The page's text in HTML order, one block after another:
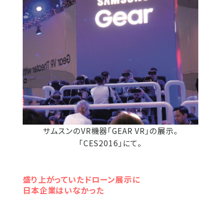
サムスンのVR機器「GEAR VR」の展示。
「CES2016」にて。
盛り上がっていたドローン展示に
日本企業はいなかった